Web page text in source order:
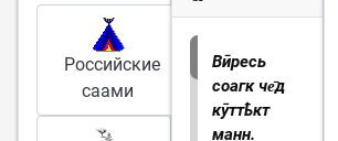
Российские
саами
Вӣресь
соагк че̄д
кӯттҍкт
манн.